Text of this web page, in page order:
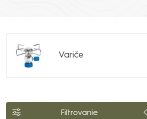
Variče
Filtrovanie